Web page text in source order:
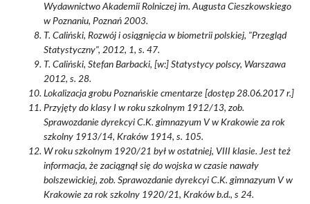
Wydawnictwo Akademii Rolniczej im. Augusta Cieszkowskiego
w Poznaniu, Poznań 2003.
T. Caliński, Rozwój i osiągnięcia w biometrii polskiej, "Przegląd
Statystyczny", 2012, 1, s. 47.
T. Caliński, Stefan Barbacki, [w:] Statystycy polscy, Warszawa
2012, s. 28.
Lokalizacja grobu Poznańskie cmentarze [dostęp 28.06.2017 r.]
Przyjęty do klasy I w roku szkolnym 1912/13, zob.
Sprawozdanie dyrekcyi C.K. gimnazyum V w Krakowie za rok
szkolny 1913/14, Kraków 1914, s. 105.
W roku szkolnym 1920/21 był w ostatniej, VIII klasie. Jest też
informacja, że zaciągnął się do wojska w czasie nawały
bolszewickiej, zob. Sprawozdanie dyrekcyi C.K. gimnazyum V w
Krakowie za rok szkolny 1920/21, Kraków b.d., s 24.